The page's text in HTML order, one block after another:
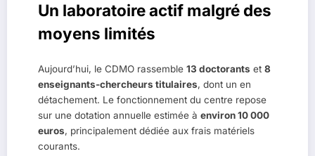
Un laboratoire actif malgré des
moyens limités
Aujourd’hui, le CDMO rassemble 13 doctorants et 8
enseignants-chercheurs titulaires, dont un en
détachement. Le fonctionnement du centre repose
sur une dotation annuelle estimée à environ 10 000
euros, principalement dédiée aux frais matériels
courants.